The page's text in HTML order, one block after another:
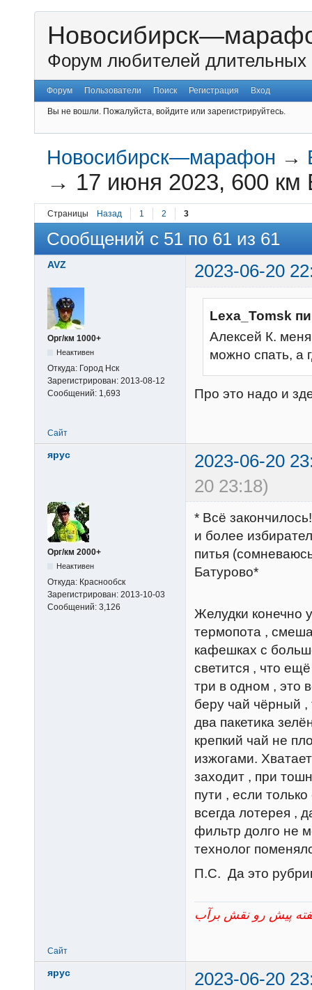
Форум любителей длительных
Форум Пользователи Поиск Регистрация Вход
Вы не вошли. Пожалуйста, войдите или зарегистрируйтесь.
Новосибирск—марафон →
→ 17 июня 2023, 600 км
Страницы Назад 1 2 3
Сообщений с 51 по 61 из 61
AVZ 2023-06-20
Орг/км 1000+
Неактивен
Откуда: Город Нск
Зарегистрирован: 2013-08-12
Сообщений: 1,693
Lexa_Tomsk
Алексей К.
можно спать, а
Про это надо и
Сайт
ярус
2023-06-20
20 23:18)
Орг/км 2000+
Неактивен
Откуда: Краснообск
Зарегистрирован: 2013-10-03
Сообщений: 3,126
* Всё
и более
питья
Батурово*
Желудки конечно
термопота ,
кафешках с
светится , что
три в одном , это
беру чай чёрный
два пакетика
крепкий чай не
изжогами.
заходит , при
пути , если
всегда лотерея ,
фильтр долго не
технолог
П.С. Да это
Сайт
ярус
2023-06-20